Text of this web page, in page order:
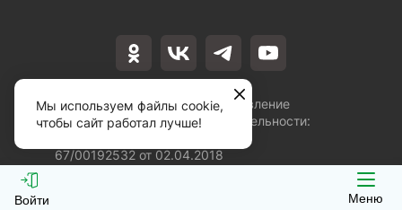
Войти Меню
Лицензия на осуществление
образовательной деятельности:
67/00192532 от 02.04.2018
Мы используем файлы cookie,
чтобы сайт работал лучше!